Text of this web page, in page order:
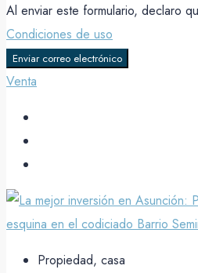
Al enviar este formulario, declaro
Condiciones de uso
Enviar correo electrónico
Venta
Propiedad, casa